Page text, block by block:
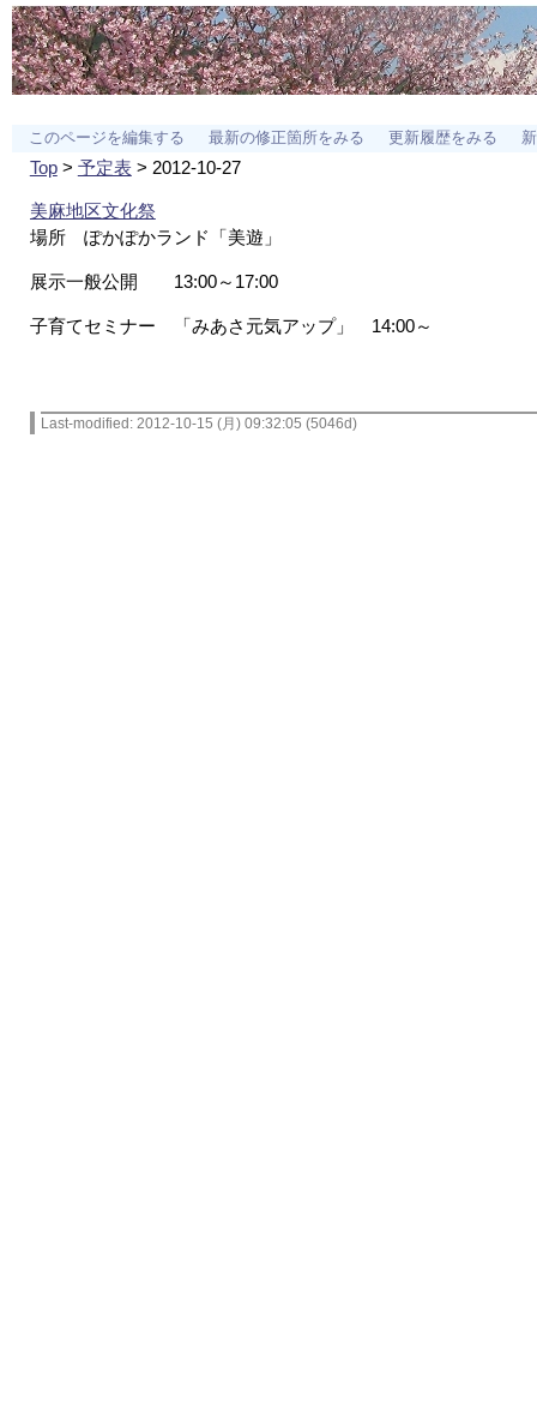
このページを編集する 最新の修正箇所をみる 更新履歴をみる
Top> 予定表> 2012-10-27
美麻地区文化祭
場所 ぽかぽかランド「美遊」
展示一般公開 13:00～17:00
子育てセミナー 「みあさ元気アップ」 14:00～
Last-modified: 2012-10-15 (月) 09:32:05 (5046d)